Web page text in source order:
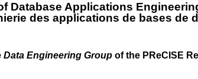
Database Applications
des applications de bases de
Data Engineering Group of the PReCISE